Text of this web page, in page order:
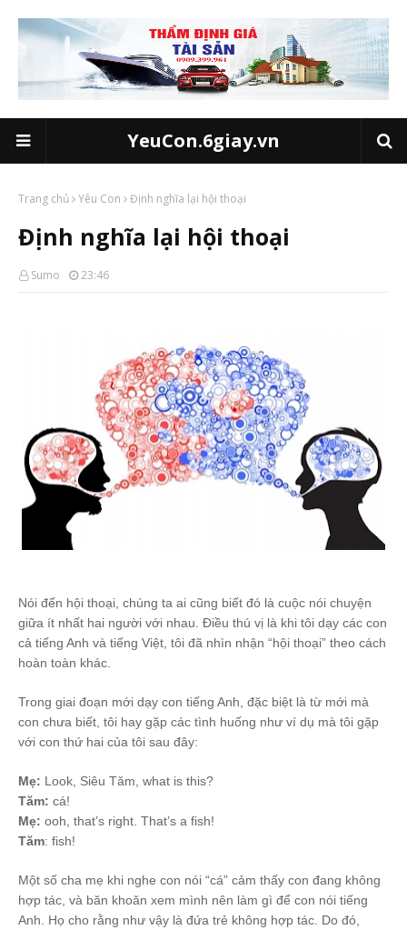
YeuCon.6giay.vn
Trang chủ Yêu Con Định nghĩa lại hội thoại
Định nghĩa lại hội thoại
Sumo 23:46
Nói đến hội thoại, chúng ta ai cũng biết đó là cuộc nói chuyện
giữa ít nhất hai người với nhau. Điều thú vị là khi tôi dạy các con
cả tiếng Anh và tiếng Việt, tôi đã nhìn nhận “hội thoại” theo cách
hoàn toàn khác.
Trong giai đoạn mới dạy con tiếng Anh, đặc biệt là từ mới mà
con chưa biết, tôi hay gặp các tình huống như ví dụ mà tôi gặp
với con thứ hai của tôi sau đây:
Mẹ: Look, Siêu Tăm, what is this?
Tăm: cá!
Mẹ: ooh, that’s right. That’s a fish!
Tăm: fish!
Một số cha mẹ khi nghe con nói “cá” cảm thấy con đang không
hợp tác, và băn khoăn xem mình nên làm gì để con nói tiếng
Anh. Họ cho rằng như vậy là đứa trẻ không hợp tác. Do đó,